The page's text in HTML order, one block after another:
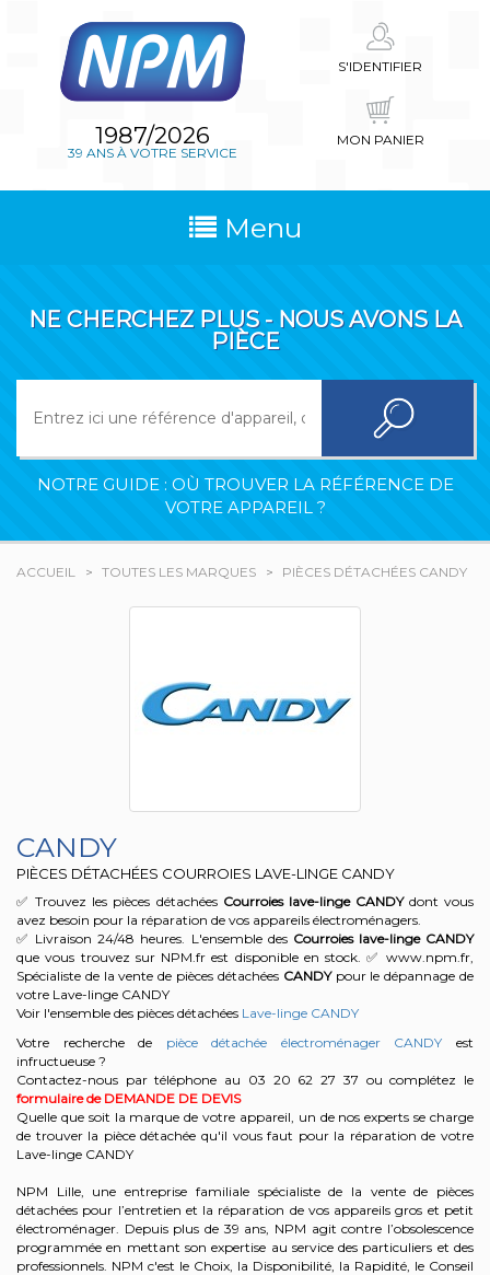
1987/2026
39 ANS À VOTRE SERVICE
S'IDENTIFIER
MON PANIER
Menu
NE CHERCHEZ PLUS - NOUS AVONS LA
PIÈCE
NOTRE GUIDE : OÙ TROUVER LA RÉFÉRENCE DE
VOTRE APPAREIL ?
ACCUEIL TOUTES LES MARQUES PIÈCES DÉTACHÉES CANDY
CANDY
PIÈCES DÉTACHÉES COURROIES LAVE-LINGE CANDY
✅ Trouvez les pièces détachées Courroies lave-linge CANDYdont vous
avez besoin pour la réparation de vos appareils électroménagers.
✅ Livraison 24/48 heures. L'ensemble des Courroies lave-linge CANDY
que vous trouvez sur NPM.fr est disponible en stock. ✅ www.npm.fr,
Spécialiste de la vente de pièces détachées CANDYpour le dépannage de
votre Lave-linge CANDY
Voir l'ensemble des pièces détachées Lave-linge CANDY
Votre recherche de pièce détachée électroménager CANDY est
infructueuse ?
Contactez-nous par téléphone au 03 20 62 27 37 ou complétez le
formulaire de DEMANDE DE DEVIS
Quelle que soit la marque de votre appareil, un de nos experts se charge
de trouver la pièce détachée qu'il vous faut pour la réparation de votre
Lave-linge CANDY
NPM Lille, une entreprise familiale spécialiste de la vente de pièces
détachées pour l’entretien et la réparation de vos appareils gros et petit
électroménager. Depuis plus de 39 ans, NPM agit contre l’obsolescence
programmée en mettant son expertise au service des particuliers et des
professionnels. NPM c'est le Choix, la Disponibilité, la Rapidité, le Conseil